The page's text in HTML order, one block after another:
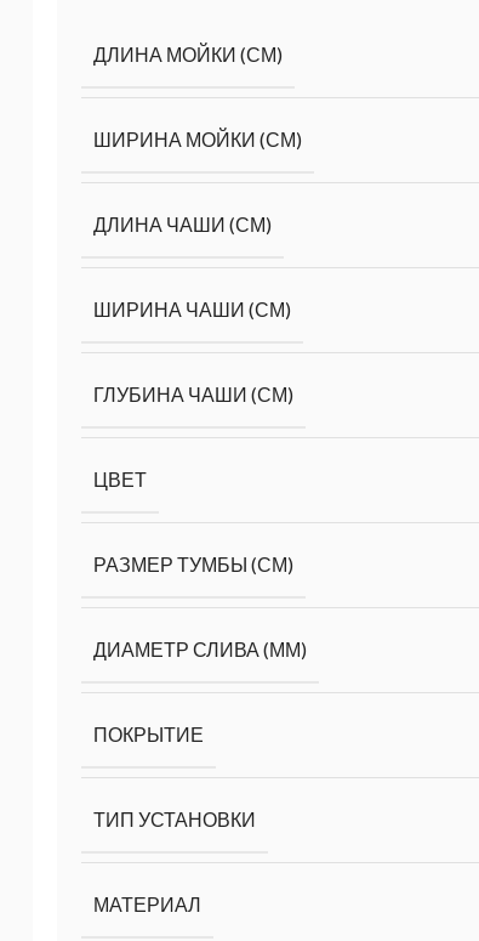
ДЛИНА МОЙКИ (СМ)
ШИРИНА МОЙКИ (СМ)
ДЛИНА ЧАШИ (СМ)
ШИРИНА ЧАШИ (СМ)
ГЛУБИНА ЧАШИ (СМ)
ЦВЕТ
РАЗМЕР ТУМБЫ (СМ)
ДИАМЕТР СЛИВА (ММ)
ПОКРЫТИЕ
ТИП УСТАНОВКИ
МАТЕРИАЛ